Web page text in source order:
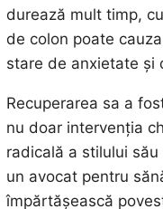
durează mult timp,
de colon poate
stare de anxietate și
Recuperarea sa a
nu doar intervenția
radicală a stilului
un avocat pentru
împărtășească